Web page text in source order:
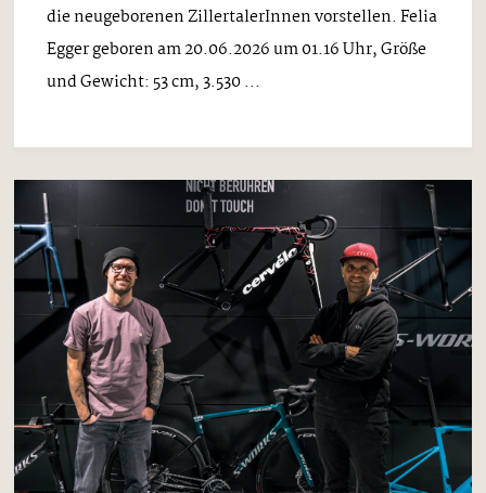
die neugeborenen ZillertalerInnen vorstellen. Felia
Egger geboren am 20.06.2026 um 01.16 Uhr, Größe
und Gewicht: 53 cm, 3.530 ...